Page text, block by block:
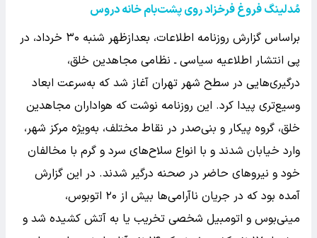
مُدلینگ فروغ فرخزاد روی پشت‌بام خانه دروس
براساس گزارش روزنامه اطلاعات، بعدازظهر شنبه ۳۰ خرداد، در
پی انتشار اطلاعیه سیاسی ـ نظامی مجاهدین خلق،
درگیری‌هایی در سطح شهر تهران آغاز شد که به‌سرعت ابعاد
وسیع‌تری پیدا کرد. این روزنامه نوشت که هواداران مجاهدین
خلق، گروه پیکار و بنی‌صدر در نقاط مختلف، به‌ویژه مرکز شهر،
وارد خیابان شدند و با انواع سلاح‌های سرد و گرم با مخالفان
خود و نیروهای حاضر در صحنه درگیر شدند. در این گزارش
آمده بود که در جریان ناآرامی‌ها بیش از ۲۰ اتوبوس،
مینی‌بوس و اتومبیل شخصی تخریب یا به آتش کشیده شد و